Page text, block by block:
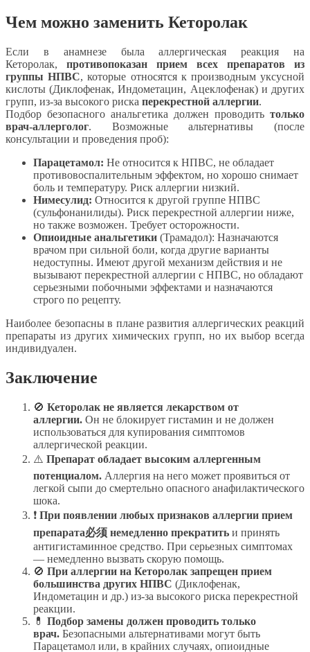
Чем можно заменить Кеторолак
Если в анамнезе была аллергическая реакция на
Кеторолак, противопоказан прием всех препаратов из
группы НПВС, которые относятся к производным уксусной
кислоты (Диклофенак, Индометацин, Ацеклофенак) и других
групп, из-за высокого риска перекрестной аллергии.
Подбор безопасного анальгетика должен проводить только
врач-аллерголог. Возможные альтернативы (после
консультации и проведения проб):
Парацетамол: Не относится к НПВС, не обладает
противовоспалительным эффектом, но хорошо снимает
боль и температуру. Риск аллергии низкий.
Нимесулид: Относится к другой группе НПВС
(сульфонанилиды). Риск перекрестной аллергии ниже,
но также возможен. Требует осторожности.
Опиоидные анальгетики (Трамадол): Назначаются
врачом при сильной боли, когда другие варианты
недоступны. Имеют другой механизм действия и не
вызывают перекрестной аллергии с НПВС, но обладают
серьезными побочными эффектами и назначаются
строго по рецепту.
Наиболее безопасны в плане развития аллергических реакций
препараты из других химических групп, но их выбор всегда
индивидуален.
Заключение
🚫 Кеторолак не является лекарством от
аллергии. Он не блокирует гистамин и не должен
использоваться для купирования симптомов
аллергической реакции.
⚠️ Препарат обладает высоким аллергенным
потенциалом. Аллергия на него может проявиться от
легкой сыпи до смертельно опасного анафилактического
шока.
❗ При появлении любых признаков аллергии прием
препарата必须 немедленно прекратить и принять
антигистаминное средство. При серьезных симптомах
— немедленно вызвать скорую помощь.
🚫 При аллергии на Кеторолак запрещен прием
большинства других НПВС (Диклофенак,
Индометацин и др.) из-за высокого риска перекрестной
реакции.
💊 Подбор замены должен проводить только
врач. Безопасными альтернативами могут быть
Парацетамол или, в крайних случаях, опиоидные